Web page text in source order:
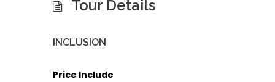
Tour Details
INCLUSION
Price Include